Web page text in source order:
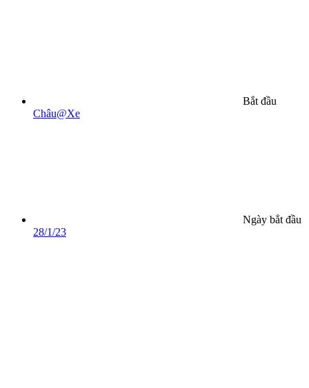
Bắt đầu
Châu@Xe
Ngày bắt đầu
28/1/23